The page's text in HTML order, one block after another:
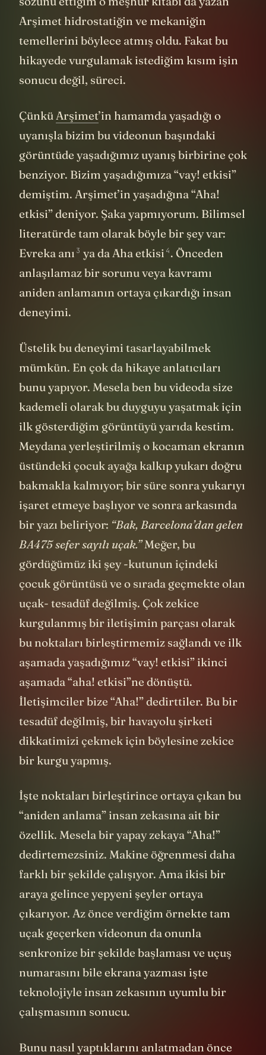
Arşimet hidrostatiğin ve mekaniğin
temellerini böylece atmış oldu. Fakat bu
hikayede vurgulamak istediğim kısım işin
sonucu değil, süreci.
ÇünküArşimet’in hamamda yaşadığı o
uyanışla bizim bu videonun başındaki
görüntüde yaşadığımız uyanış birbirine çok
benziyor. Bizim yaşadığımıza “vay! etkisi”
demiştim. Arşimet’in yaşadığına “Aha!
etkisi” deniyor. Şaka yapmıyorum. Bilimsel
literatürde tam olarak böyle bir şey var:
Evreka anı 3 ya daAha etkisi 4. Önceden
anlaşılamaz bir sorunu veya kavramı
aniden anlamanın ortaya çıkardığı insan
deneyimi.
Üstelik bu deneyimi tasarlayabilmek
mümkün. En çok da hikaye anlatıcıları
bunu yapıyor. Mesela ben bu videoda size
kademeli olarak bu duyguyu yaşatmak için
ilk gösterdiğim görüntüyü yarıda kestim.
Meydana yerleştirilmiş o kocaman ekranın
üstündeki çocuk ayağa kalkıp yukarı doğru
bakmakla kalmıyor; bir süre sonra yukarıyı
işaret etmeye başlıyor ve sonra arkasında
bir yazı beliriyor: “Bak, Barcelona’dan gelen
BA475 sefer sayılı uçak.”Meğer, bu
gördüğümüz iki şey -kutunun içindeki
çocuk görüntüsü ve o sırada geçmekte olan
uçak- tesadüf değilmiş. Çok zekice
kurgulanmış bir iletişimin parçası olarak
bu noktaları birleştirmemiz sağlandı ve ilk
aşamada yaşadığımız “vay! etkisi” ikinci
aşamada “aha! etkisi”ne dönüştü.
İletişimciler bize “Aha!” dedirttiler. Bu bir
tesadüf değilmiş, bir havayolu şirketi
dikkatimizi çekmek için böylesine zekice
bir kurgu yapmış.
İşte noktaları birleştirince ortaya çıkan bu
“aniden anlama” insan zekasına ait bir
özellik. Mesela bir yapay zekaya “Aha!”
dedirtemezsiniz. Makine öğrenmesi daha
farklı bir şekilde çalışıyor. Ama ikisi bir
araya gelince yepyeni şeyler ortaya
çıkarıyor. Az önce verdiğim örnekte tam
uçak geçerken videonun da onunla
senkronize bir şekilde başlaması ve uçuş
numarasını bile ekrana yazması işte
teknolojiyle insan zekasının uyumlu bir
çalışmasının sonucu.
Bunu nasıl yaptıklarını anlatmadan önce